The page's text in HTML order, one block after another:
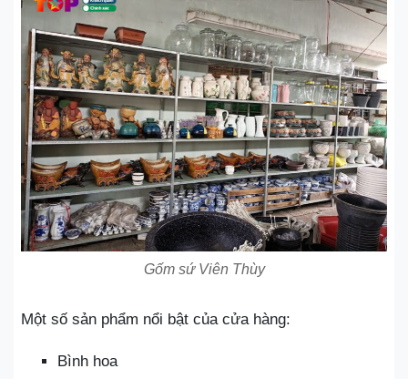
Gốm sứ Viên Thùy
Một số sản phẩm nổi bật của cửa hàng:
Bình hoa